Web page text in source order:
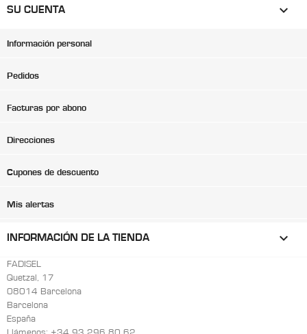
SU CUENTA 
Información personal
Pedidos
Facturas por abono
Direcciones
Cupones de descuento
Mis alertas
INFORMACIÓN DE LA TIENDA keyboard_arrow_down
FADISEL
Quetzal, 17
08014 Barcelona
Barcelona
España